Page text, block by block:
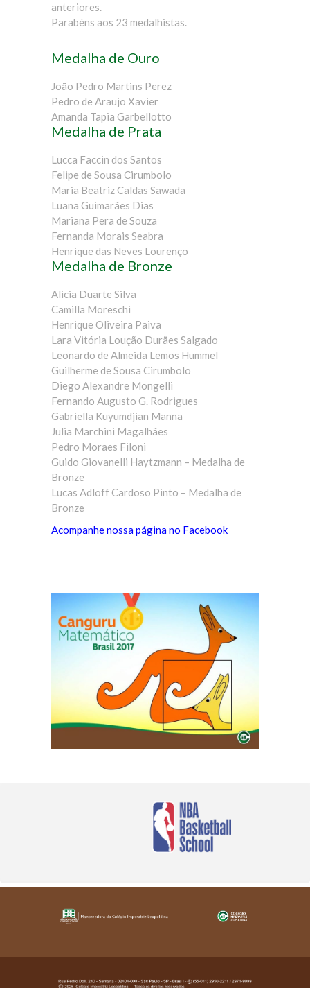
anteriores.
Parabéns aos 23 medalhistas.
Medalha de Ouro
João Pedro Martins Perez
Pedro de Araujo Xavier
Amanda Tapia Garbellotto
Medalha de Prata
Lucca Faccin dos Santos
Felipe de Sousa Cirumbolo
Maria Beatriz Caldas Sawada
Luana Guimarães Dias
Mariana Pera de Souza
Fernanda Morais Seabra
Henrique das Neves Lourenço
Medalha de Bronze
Alicia Duarte Silva
Camilla Moreschi
Henrique Oliveira Paiva
Lara Vitória Loução Durães Salgado
Leonardo de Almeida Lemos Hummel
Guilherme de Sousa Cirumbolo
Diego Alexandre Mongelli
Fernando Augusto G. Rodrigues
Gabriella Kuyumdjian Manna
Julia Marchini Magalhães
Pedro Moraes Filoni
Guido Giovanelli Haytzmann – Medalha de
Bronze
Lucas Adloff Cardoso Pinto – Medalha de
Bronze
Acompanhe nossa página no Facebook